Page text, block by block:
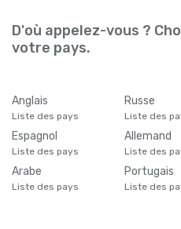
D'où appelez-vous ?
votre pays.
Anglais
Liste des pays
Russe
Liste des
Espagnol
Liste des pays
Allemand
Liste des
Arabe
Liste des pays
Portugais
Liste des